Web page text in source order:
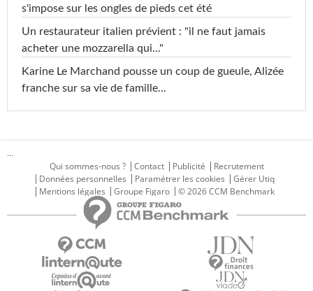
s'impose sur les ongles de pieds cet été
Un restaurateur italien prévient : "il ne faut jamais
acheter une mozzarella qui..."
Karine Le Marchand pousse un coup de gueule, Alizée
franche sur sa vie de famille...
...
Qui sommes-nous ?
Contact Publicité
Recrutement
Données personnelles
Paramétrer les cookies
Gérer Utiq
Mentions légales
Groupe Figaro © 2026 CCM Benchmark